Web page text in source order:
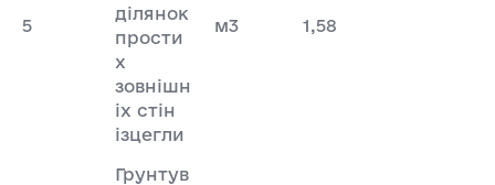
5
ділянок
прости
х
зовнішн
іх стін
ізцегли
м3 1,58
Грунтув